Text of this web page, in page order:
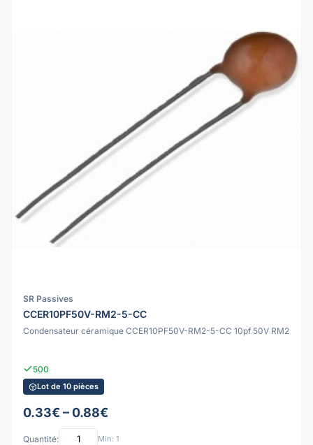
SR Passives
CCER10PF50V-RM2-5-CC
Condensateur céramique CCER10PF50V-RM2-5-CC 10pf 50V RM2
500
Lot de 10 pièces
0.33€ – 0.88€
Quantité: Min: 1